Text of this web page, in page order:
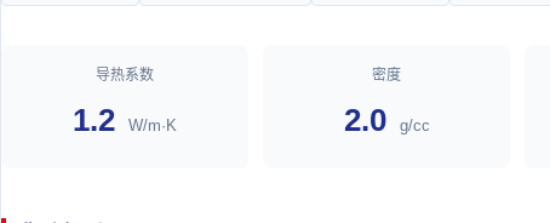
导热系数
1.2 W/m·K
密度
2.0 g/cc